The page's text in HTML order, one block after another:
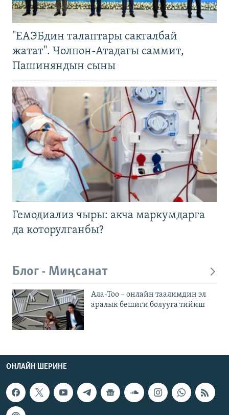
"ЕАЭБдин талаптары сакталбай
жатат". Чолпон-Атадагы саммит,
Пашиняндын сыны
Гемодиализ чыры: акча маркумдарга
да которулганбы?
Блог - Миңсанат
Ала-Тоо – онлайн таалимдин эл
аралык бешиги болууга тийиш
ОНЛАЙН ШЕРИНЕ